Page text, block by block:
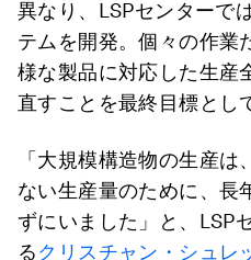
異なり、LSPセンターで
テムを開発。個々の作業
様な製品に対応した生産
直すことを最終目標とし
「大規模構造物の生産
ない生産量のために、長
ずにいました」と、LSP
るクリスチャン・シュレ